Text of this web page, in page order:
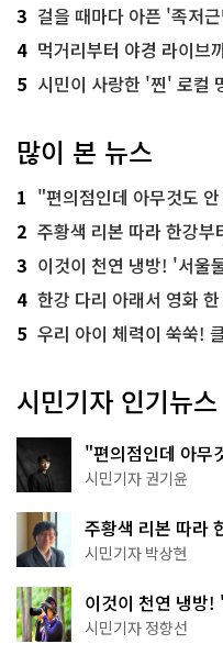
3 걸을 때마다 아픈 '족저근막
4 먹거리부터 야경 라이브
5 시민이 사랑한 '찐' 로컬 명
많이 본 뉴스
1 "편의점인데 아무것도 안 팔아
2 주황색 리본 따라 한강부터 메
3 이것이 천연 냉방! '서울
4 한강 다리 아래서 영화
5 우리 아이 체력이 쑥쑥!
시민기자 인기뉴스
"편의점인데 아무
한 편의점의 정체
시민기자 권기윤
주황색 리본 따라
서울둘레길 15코스
시민기자 박상현
이것이 천연 냉방
나볼까
시민기자 정향선